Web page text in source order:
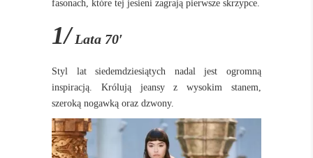
fasonach, które tej jesieni zagrają pierwsze skrzypce.
1/ Lata 70′
Styl lat siedemdziesiątych nadal jest ogromną
inspiracją. Królują jeansy z wysokim stanem,
szeroką nogawką oraz dzwony.